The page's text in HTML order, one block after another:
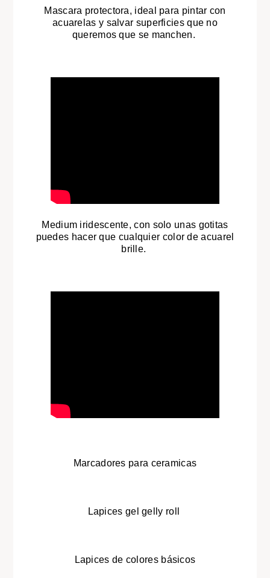
Mascara protectora, ideal para pintar con
acuarelas y salvar superficies que no
queremos que se manchen.
Medium iridescente, con solo unas gotitas
puedes hacer que cualquier color de acuarel
brille.
Marcadores para ceramicas
Lapices gel gelly roll
Lapices de colores básicos